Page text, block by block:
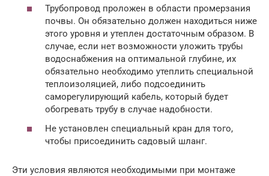
Трубопровод проложен в области промерзания
почвы. Он обязательно должен находиться ниже
этого уровня и утеплен достаточным образом. В
случае, если нет возможности уложить трубы
водоснабжения на оптимальной глубине, их
обязательно необходимо утеплить специальной
теплоизоляцией, либо подсоединить
саморегулирующий кабель, который будет
обогревать трубу в случае надобности.
Не установлен специальный кран для того,
чтобы присоединить садовый шланг.
Эти условия являются необходимыми при монтаже